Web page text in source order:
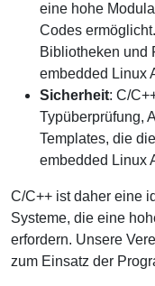
eine hohe
Codes
Bibliotheken und
embedded Linux
Sicherheit: C/
Typüberprüfung,
Templates, die
embedded Linux
C/C++ ist daher eine
Systeme, die eine
erfordern. Unsere
zum Einsatz der